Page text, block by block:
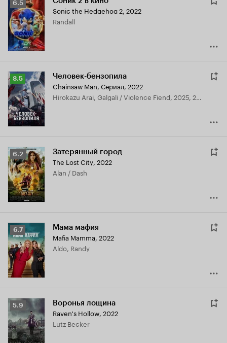
Рейтинг
Кинопоиска
6.5
6.5
Sonic the Hedgehog 2, 2022
Randall
Рейтинг
Кинопоиска
8.5
8.5 Человек-бензопила
Chainsaw Man, Сериал, 2022
Hirokazu Arai, Galgali / Violence Fiend, 2025, 2025
Рейтинг
Кинопоиска
6.2
6.2 Затерянный город
The Lost City, 2022
Alan / Dash
Рейтинг
Кинопоиска
6.7
6.7 Мама мафия
Mafia Mamma, 2022
Aldo, Randy
Рейтинг
Кинопоиска
5.9
5.9 Воронья лощина
Raven's Hollow, 2022
Lutz Becker